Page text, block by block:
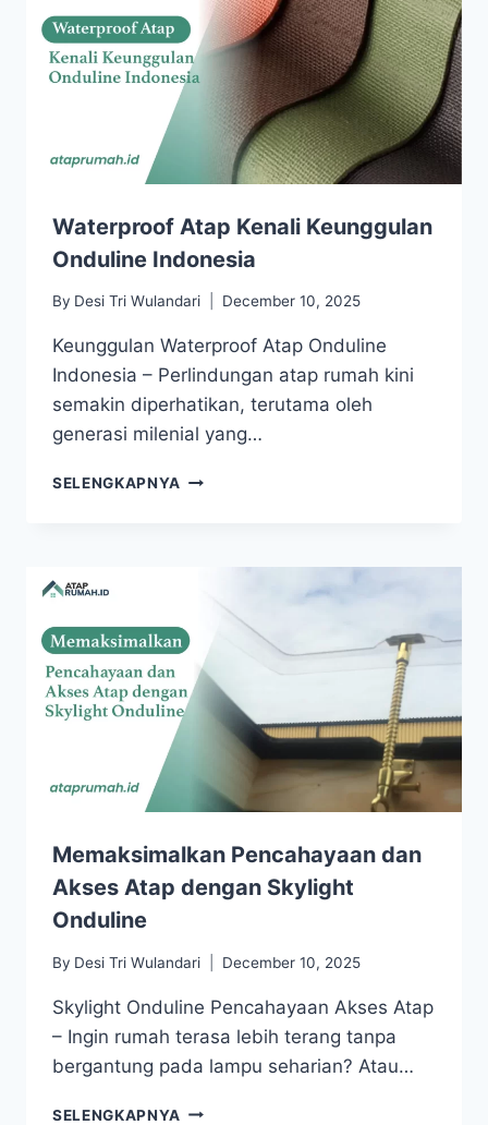
Waterproof Atap Kenali Keunggulan
Onduline Indonesia
By Desi Tri Wulandari December 10, 2025
Keunggulan Waterproof Atap Onduline
Indonesia – Perlindungan atap rumah kini
semakin diperhatikan, terutama oleh
generasi milenial yang…
SELENGKAPNYA
Memaksimalkan Pencahayaan dan
Akses Atap dengan Skylight
Onduline
By Desi Tri Wulandari December 10, 2025
Skylight Onduline Pencahayaan Akses Atap
– Ingin rumah terasa lebih terang tanpa
bergantung pada lampu seharian? Atau…
SELENGKAPNYA